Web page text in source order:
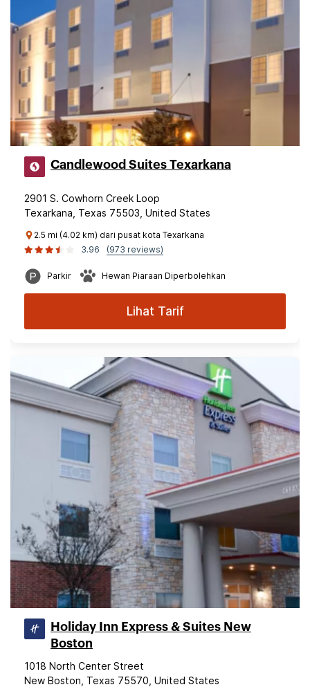
Candlewood Suites Texarkana
2901 S. Cowhorn Creek Loop
Texarkana, Texas 75503, United States
2.5 mi (4.02 km) dari pusat kota Texarkana
3.96
(973 reviews)
Parkir Hewan Piaraan Diperbolehkan
Lihat Tarif
Holiday Inn Express & Suites New
Boston
1018 North Center Street
New Boston, Texas 75570, United States